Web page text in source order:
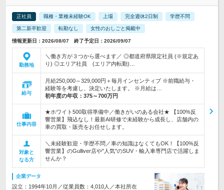
正社員 職種・業種未経験OK 上場 完全週休2日制 学歴不問
第二新卒歓迎 転勤なし 女性のおしごと掲載中
情報更新日：2026/08/07 終了予定日：2026/09/07
勤務地
＼働き方が３つから選べます／ ◎都道府県限定社員 (※規定あ
り) ◎エリア社員 (エリア内転勤)…
給与
月給250,000～329,000円＋毎月インセンティブ ※前職給与・
経験等を考慮し、決定いたします。 ※月給は…
初年度の年収： 375～700万円
仕事内容
★ホワイト500取得準備中／働きがいのある会社★ 【100%反
響営業】飛込なし！最新AI研修で未経験から成長し、店舗内の
車の買取・販売をお任せします。
対象と
なる方
＼未経験歓迎・学歴不問／車の知識はなくてもOK！【100%反
響営業】のGulliver店や"人気"のSUV・輸入車専門店で活躍しま
せんか？
企業データ
設立：1994年10月／従業員数：4,010人／本社所在